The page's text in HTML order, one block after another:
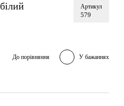
Артикул
579
До порівняння У бажаннях